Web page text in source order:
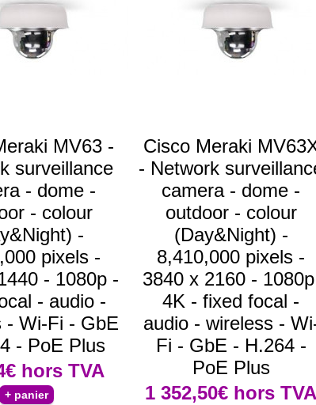
MV63 -
surveillance
- dome -
- colour
-
pixels -
- 1080p -
- audio -
- Wi-Fi - GbE
- PoE Plus
hors TVA
Cisco Meraki
- Network
camera - dome -
outdoor - colour
(Day&Night) -
8,410,000 pixels -
3840 x 2160 -
4K - fixed focal -
audio - wireless -
Fi - GbE - H.264 -
PoE Plus
1 352,50€ hors TVA